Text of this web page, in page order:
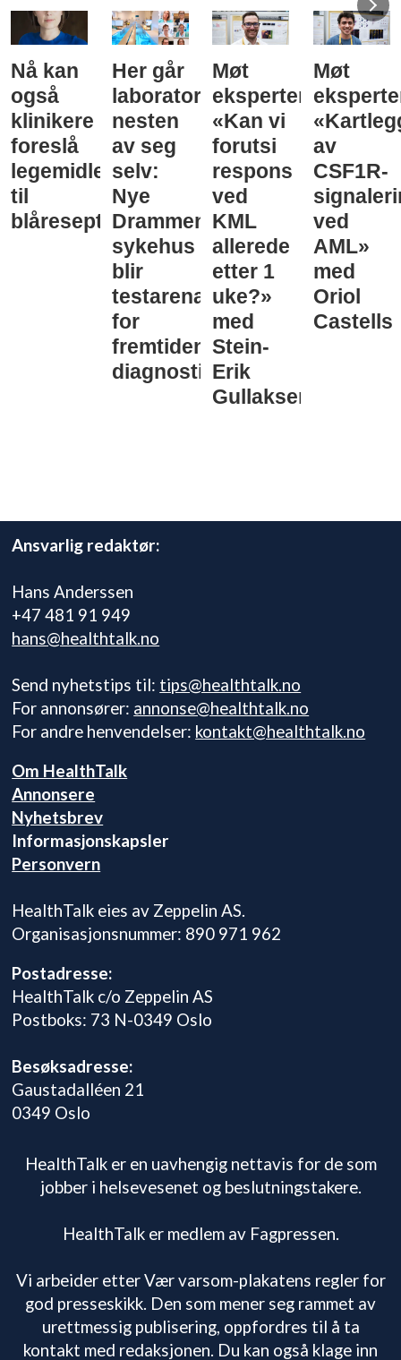
Nå kan
også
klinikere
foreslå
legemidler
til
blåreseptvurdering
Her går
laboratorieprøvene
nesten
av seg
selv:
Nye
Drammen
sykehus
blir
testarena
for
fremtidens
diagnostikk
Møt
eksperten:
«Kan vi
forutsi
respons
ved
KML
allerede
etter 1
uke?»
med
Stein-
Erik
Gullaksen
Møt
av
CSF1R-
ved
AML»
med
Oriol
Castells
Ansvarlig redaktør:
Hans Anderssen
+47 481 91 949
hans@healthtalk.no
Send nyhetstips til: tips@healthtalk.no
For annonsører: annonse@healthtalk.no
For andre henvendelser: kontakt@healthtalk.no
Om HealthTalk
Annonsere
Nyhetsbrev
Informasjonskapsler
Personvern
HealthTalk eies av Zeppelin AS.
Organisasjonsnummer: 890 971 962
Postadresse:
HealthTalk c/o Zeppelin AS
Postboks: 73 N-0349 Oslo
Besøksadresse:
Gaustadalléen 21
0349 Oslo
HealthTalk er en uavhengig nettavis for de som
jobber i helsevesenet og beslutningstakere.
HealthTalk er medlem av Fagpressen.
Vi arbeider etter Vær varsom-plakatens regler for
god presseskikk. Den som mener seg rammet av
urettmessig publisering, oppfordres til å ta
kontakt med redaksjonen. Du kan også klage inn